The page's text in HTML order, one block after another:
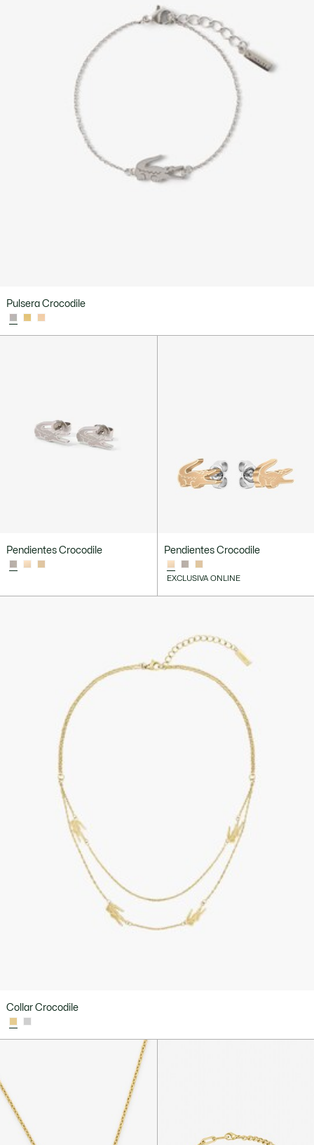
Pulsera Crocodile
Pendientes Crocodile Pendientes Crocodile
EXCLUSIVA ONLINE
Collar Crocodile